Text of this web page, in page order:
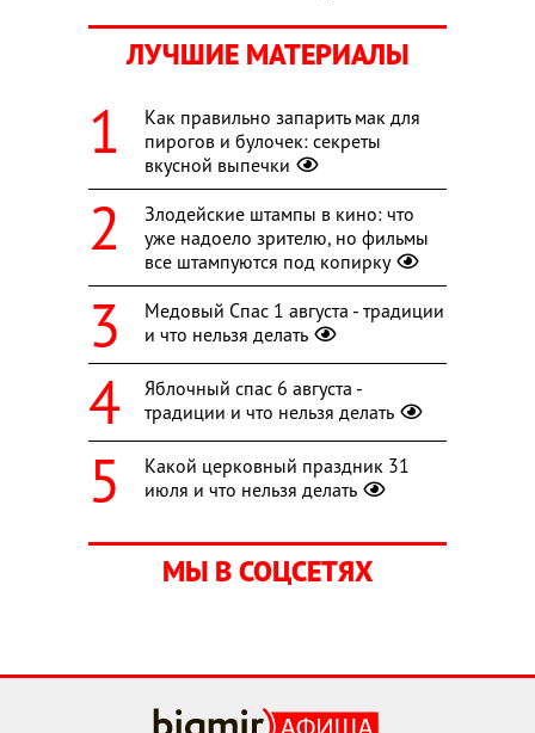
ЛУЧШИЕ МАТЕРИАЛЫ
Как правильно запарить мак для
пирогов и булочек: секреты
вкусной выпечки
Злодейские штампы в кино: что
уже надоело зрителю, но фильмы
все штампуются под копирку
Медовый Спас 1 августа - традиции
и что нельзя делать
Яблочный спас 6 августа -
традиции и что нельзя делать
Какой церковный праздник 31
июля и что нельзя делать
МЫ В СОЦСЕТЯХ